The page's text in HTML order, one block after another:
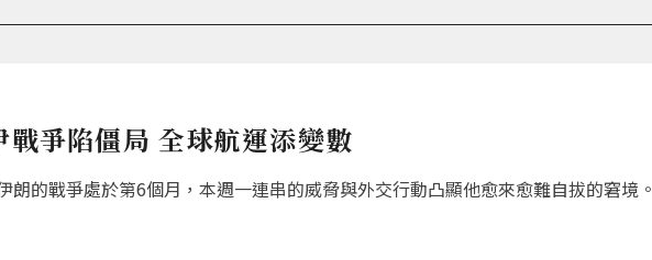
戰爭陷僵局 全球航運添變數
朗的戰爭處於第6個月，本週一連串的威脅與外交行動凸顯他愈來愈難自拔的窘境